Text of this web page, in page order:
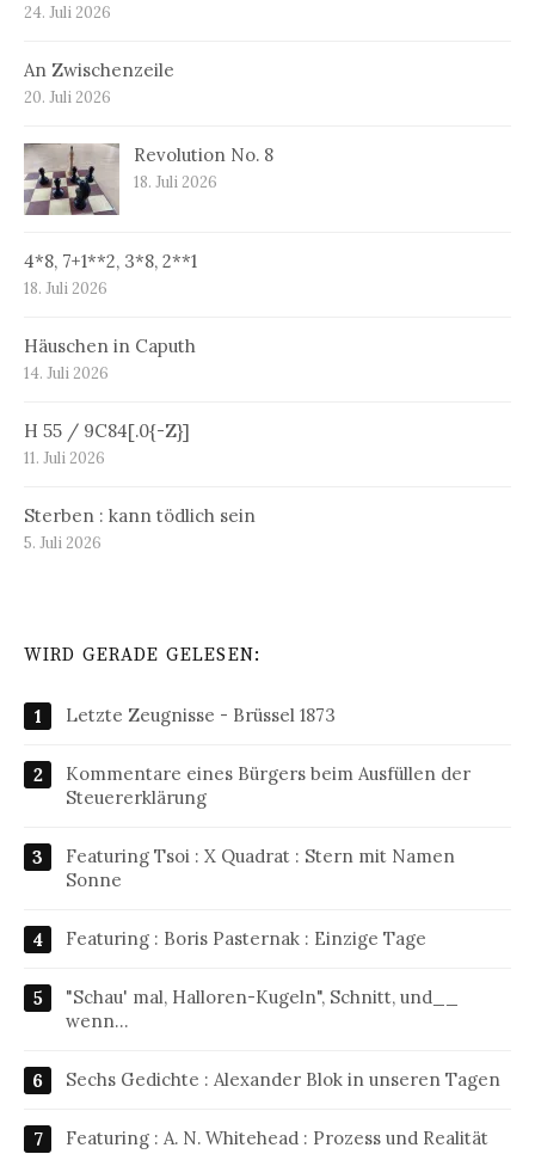
24. Juli 2026
An Zwischenzeile
20. Juli 2026
Revolution No. 8
18. Juli 2026
4*8, 7+1**2, 3*8, 2**1
18. Juli 2026
Häuschen in Caputh
14. Juli 2026
H 55 / 9C84[.0{-Z}]
11. Juli 2026
Sterben : kann tödlich sein
5. Juli 2026
WIRD GERADE GELESEN:
Letzte Zeugnisse - Brüssel 1873
Kommentare eines Bürgers beim Ausfüllen der
Steuererklärung
Featuring Tsoi : X Quadrat : Stern mit Namen
Sonne
Featuring : Boris Pasternak : Einzige Tage
"Schau' mal, Halloren-Kugeln", Schnitt, und__
wenn…
Sechs Gedichte : Alexander Blok in unseren Tagen
Featuring : A. N. Whitehead : Prozess und Realität